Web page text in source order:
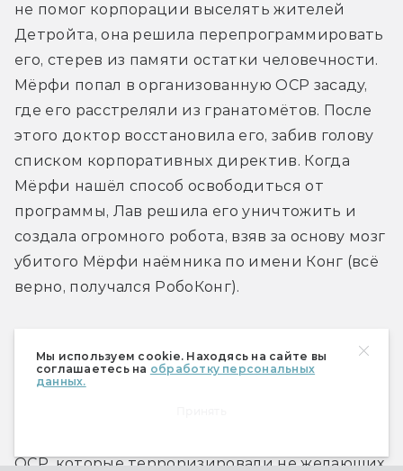
Мы используем cookie. Находясь на сайте вы
соглашаетесь на обработку персональных
данных.
не помог корпорации выселять жителей
Детройта, она решила перепрограммировать
его, стерев из памяти остатки человечности.
Мёрфи попал в организованную ОСР засаду,
где его расстреляли из гранатомётов. После
этого доктор восстановила его, забив голову
списком корпоративных директив. Когда
Мёрфи нашёл способ освободиться от
программы, Лав решила его уничтожить и
создала огромного робота, взяв за основу мозг
убитого Мёрфи наёмника по имени Конг (всё
верно, получался РобоКонг).
ввода в Детройт «подразделений
реабилитации», которые формально должны
ОСР, которые терроризировали не желающих